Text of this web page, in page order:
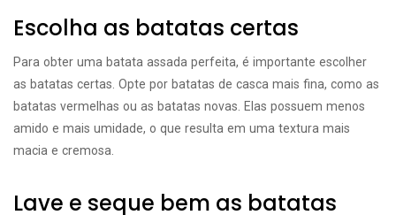
Escolha as batatas certas
Para obter uma batata assada perfeita, é importante escolher
as batatas certas. Opte por batatas de casca mais fina, como as
batatas vermelhas ou as batatas novas. Elas possuem menos
amido e mais umidade, o que resulta em uma textura mais
macia e cremosa.
Lave e seque bem as batatas